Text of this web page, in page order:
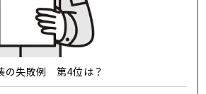
の失敗例 第4位は？